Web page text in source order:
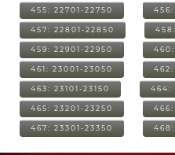
455: 22701-22750 456:
457: 22801-22850
459: 22901-22950
461: 23001-23050 462:
463: 23101-23150 464:
465: 23201-23250 466:
467: 23301-23350 468: